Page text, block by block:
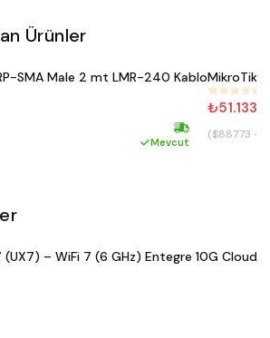
Ürünler
Satın Al
SMA Male 2 mt LMR-240 Kablo
Hızlı kargo
Mevcut
#287
MikroTik
($887.73 +
(UX7) – WiFi 7 (6 GHz) Entegre 10G